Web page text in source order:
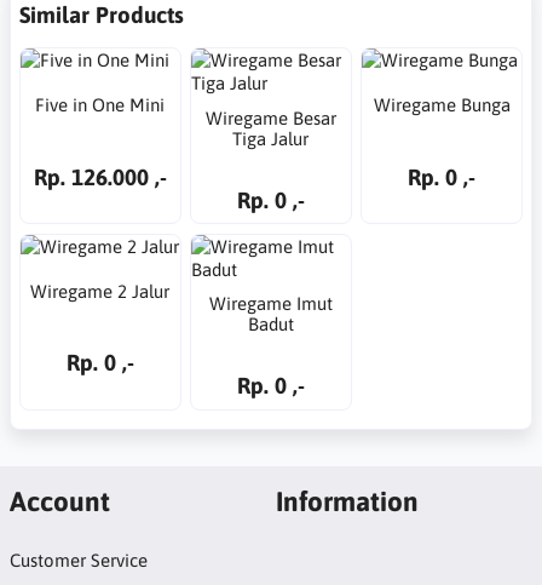
Similar Products
Five in One Mini
Rp. 126.000 ,-
Wiregame Besar
Tiga Jalur
Rp. 0 ,-
Wiregame Bunga
Rp. 0 ,-
Wiregame 2 Jalur
Rp. 0 ,-
Wiregame Imut
Badut
Rp. 0 ,-
Account
Customer Service
Information